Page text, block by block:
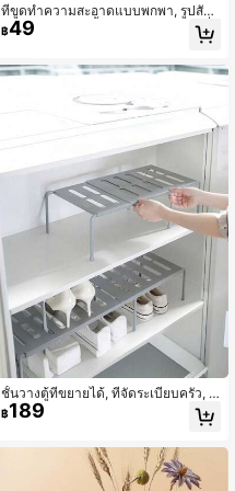
ที่ขูดทำความสะอาดแบบพกพา, รูปสัตว์
น่ารัก, มีให้เลือกทั้งสีครีม, สีชมพูเชอร์รี่บ
ลอสซัม และสีขาวงาช้าง. เครื่องมือในค
กและคราบกาว.
฿49
ชั้นวางตู้ที่ขยายได้, ที่จัดระเบียบครัว, ชั้
นวางของอเนกประสงค์; เหมาะสำหรับค
รัว, ห้องน้ำ, เครื่องสำอาง และการจัดระ
฿189